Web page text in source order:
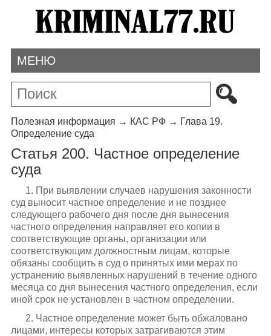
МЕНЮ
Полезная информация → КАС РФ→ Глава 19.
Определение суда
Статья 200. Частное определение
суда
1. При выявлении случаев нарушения законности
суд выносит частное определение и не позднее
следующего рабочего дня после дня вынесения
частного определения направляет его копии в
соответствующие органы, организации или
соответствующим должностным лицам, которые
обязаны сообщить в суд о принятых ими мерах по
устранению выявленных нарушений в течение одного
месяца со дня вынесения частного определения, если
иной срок не установлен в частном определении.
2. Частное определение может быть обжаловано
лицами, интересы которых затрагиваются этим